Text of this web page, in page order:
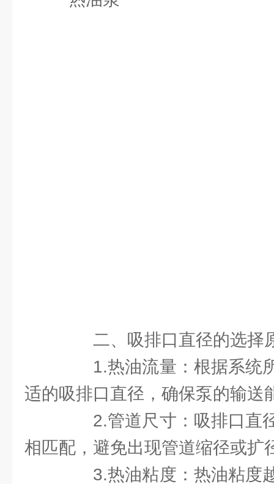
二、吸排口直径的选择
1.热油流量：根据系统
适的吸排口直径，确保泵的输送
2.管道尺寸：吸排口直
相匹配，避免出现管道缩径或扩
3.热油粘度：热油粘度